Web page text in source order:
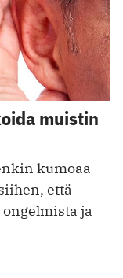
muistin
kumoaa
että
ja